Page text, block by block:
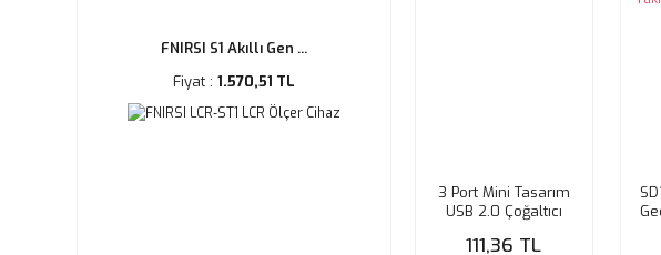
FNIRSI S1 Akıllı Gen ...
Fiyat : 1.570,51 TL
3 Port Mini Tasarım
USB 2.0 Çoğaltıcı
111,36 TL